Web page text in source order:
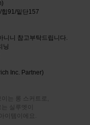
91/밑단157
니니 참고부탁드립니다.
닝
Inc. Partner)
는 롱 스커트로,
실루엣이
이템이에요.